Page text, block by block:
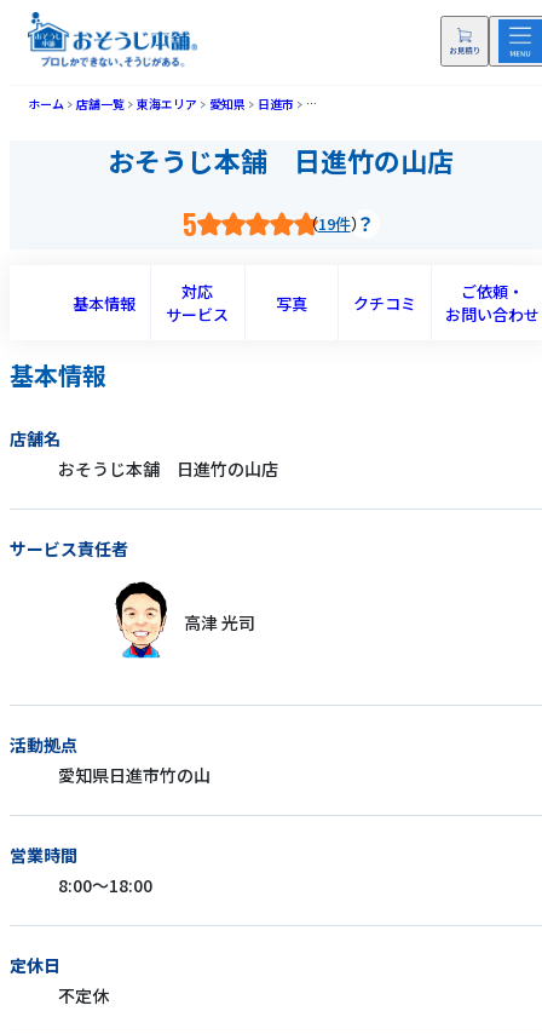
ホーム 店舗一覧 東海エリア 愛知県 日進市 おそうじ本舗 日進竹の山店(ニッシンタ
おそうじ本舗 日進竹の山店
5 19件
基本情報
対応
サービス
写真 クチコミ
ご依頼・
お問い合わせ
基本情報
店舗名
おそうじ本舗 日進竹の山店
サービス責任者
高津 光司
活動拠点
愛知県日進市竹の山
営業時間
8:00～18:00
定休日
不定休